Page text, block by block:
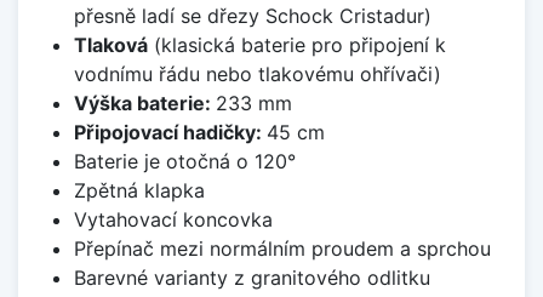
přesně ladí se dřezy Schock Cristadur)
Tlaková(klasická baterie pro připojení k
vodnímu řádu nebo tlakovému ohřívači)
Výška baterie: 233 mm
Připojovací hadičky: 45 cm
Baterie je otočná o 120°
Zpětná klapka
Vytahovací koncovka
Přepínač mezi normálním proudem a sprchou
Barevné varianty z granitového odlitku